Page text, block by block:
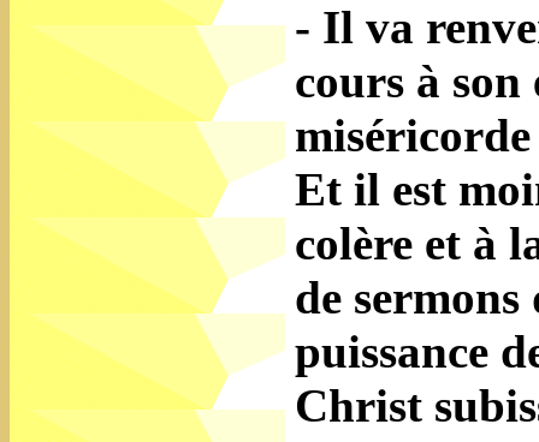
- Il va
cours à
Et il est
colère et à
de
puissance
Christ